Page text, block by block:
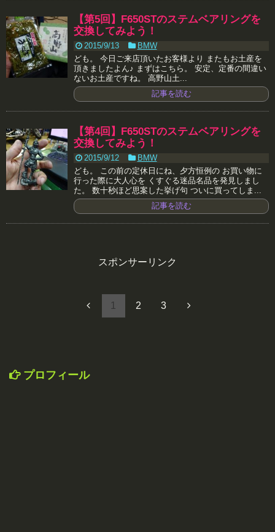
【第5回】F650STのステムベアリングを
交換してみよう！
2015/9/13
BMW
ども。 今日ご来店頂いたお客様より またもお土産を
頂きましたよん♪ まずはこちら。 安定、定番の間違い
ないお土産ですね。 高野山土...
記事を読む
【第4回】F650STのステムベアリングを
交換してみよう！
2015/9/12
BMW
ども。 この前の定休日にね、夕方恒例の お買い物に
行った際に大人心を くすぐる迷品名品を発見しまし
た。 数十秒ほど思案した挙げ句 ついに買ってしま...
記事を読む
スポンサーリンク
1 2 3
プロフィール